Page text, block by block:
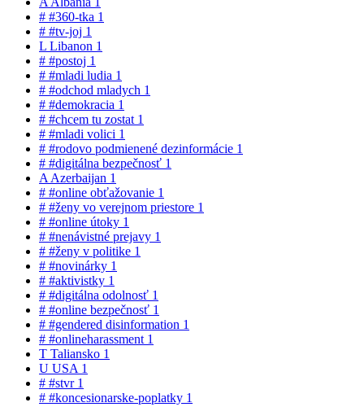
# #360-tka 1
# #tv-joj 1
L Libanon 1
# #postoj 1
# #mladi ludia 1
# #odchod mladych 1
# #demokracia 1
# #chcem tu zostat 1
# #mladi volici 1
# #rodovo podmienené dezinformácie 1
# #digitálna bezpečnosť 1
A Azerbaijan 1
# #online obťažovanie 1
# #ženy vo verejnom priestore 1
# #online útoky 1
# #nenávistné prejavy 1
# #ženy v politike 1
# #novinárky 1
# #aktivistky 1
# #digitálna odolnosť 1
# #online bezpečnosť 1
# #gendered disinformation 1
# #onlineharassment 1
T Taliansko 1
U USA 1
# #stvr 1
# #koncesionarske-poplatky 1